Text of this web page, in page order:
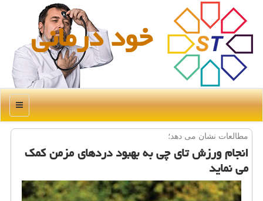
خود درمانی
منو
مطالعات نشان می دهد؛
انجام ورزش تای چی به بهبود دردهای مزمن كمك
می نماید